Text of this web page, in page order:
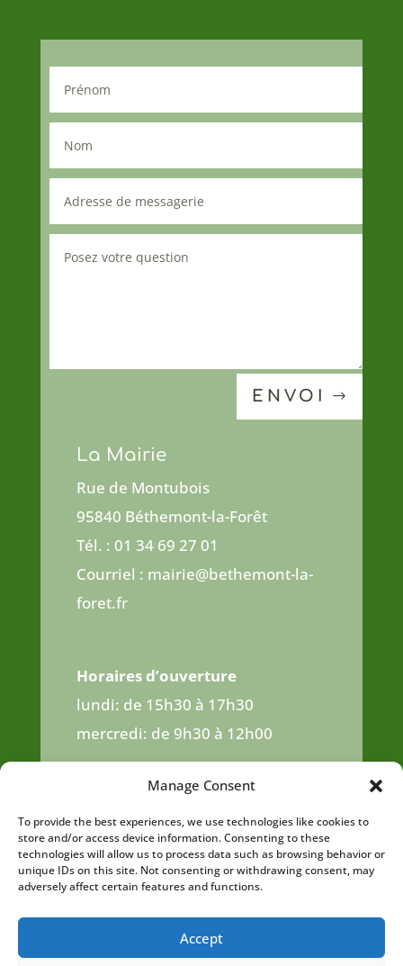
Manage Consent
To provide the best experiences, we use technologies like cookies to
store and/or access device information. Consenting to these
technologies will allow us to process data such as browsing behavior or
unique IDs on this site. Not consenting or withdrawing consent, may
adversely affect certain features and functions.
Accept
ENVOI
La Mairie
Rue de Montubois
95840 Béthemont-la-Forêt
Tél. : 01 34 69 27 01
Courriel : mairie@bethemont-la-
foret.fr
Horaires d’ouverture
lundi: de 15h30 à 17h30
mercredi: de 9h30 à 12h00
jeudi : de 16h00 à 18h30